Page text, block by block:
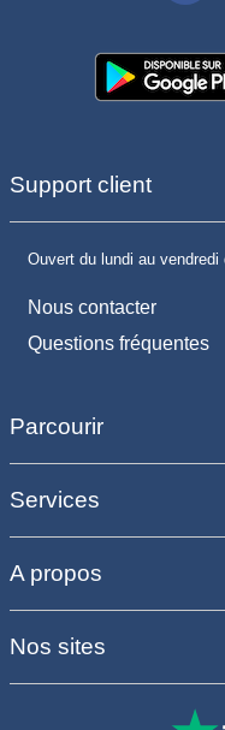
Support client
Ouvert du lundi au
Nous contacter
Questions fréquentes
Parcourir
Services
A propos
Nos sites